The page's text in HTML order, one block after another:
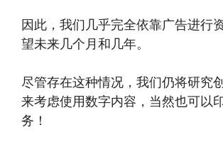
因此，我们几乎完全依靠广告进行
望未来几个月和几年。
尽管存在这种情况，我们仍将研究
来考虑使用数字内容，当然也可以
务！